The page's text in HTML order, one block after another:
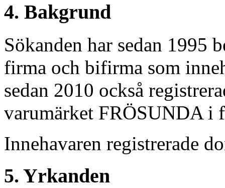
4. Bakgrund
Sökanden har sedan 1995
firma och bifirma som
sedan 2010 också
varumärket FRÖSUNDA i
Innehavaren registrerade
5. Yrkanden